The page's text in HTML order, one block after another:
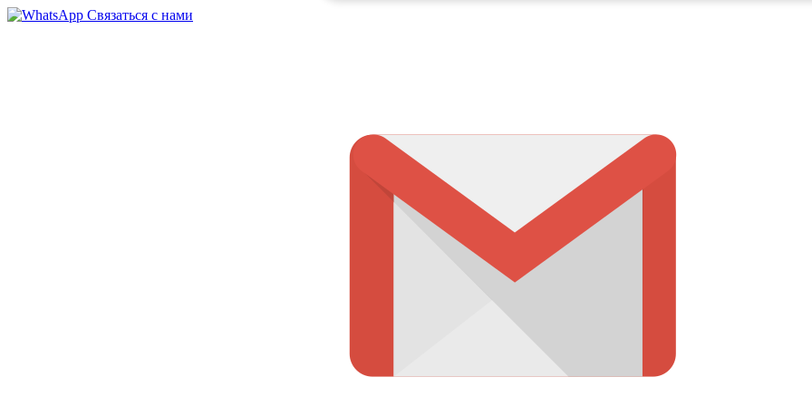
Связаться с нами